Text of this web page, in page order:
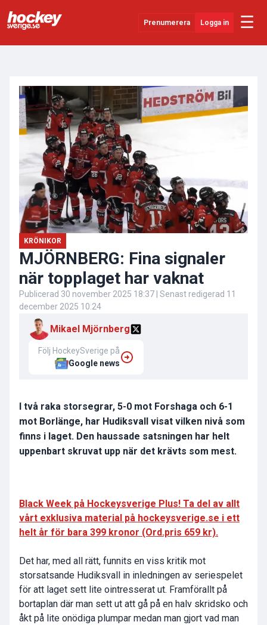
Prenumerera Logga in ☰
SHL
Evenemang
Övrigt
KRÖNIKOR
MJÖRNBERG: Fina signaler
när topplaget har vaknat
Publicerad 30 november 2025 18:37 | Senast redigerad 11
december 2025 10:24
Mikael Mjörnberg
Följ HockeySverige på
Google news
I två raka storsegrar, 5-0 mot Forshaga och 6-1
mot Borlänge, har Hudiksvall visat vilken nivå som
finns i laget. Den haussade satsningen har helt
uppenbart skruvat upp när det krävts som mest.
Black Week på Hockeysverige Plus! Ta del av allt
vårt exklusiva material på hockeysverige.se i ett
helt år för bara 399 kronor (Ord.pris 659 kr).
Det har, med all rätt, funnits en viss kritik mot
storsatsande Hudiksvall in inledningen av seriespelet
för att laget sett lite ointresserat ut. Framförallt på
bortaplan där man sett ut att gå på en halv skridsko och
åkt på lite onödiga plumpar medan man gjort vad man